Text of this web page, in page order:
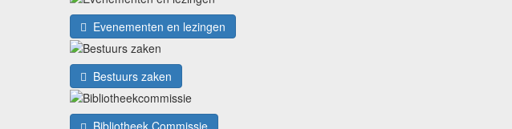
Evenementen en lezingen
Bestuurs zaken